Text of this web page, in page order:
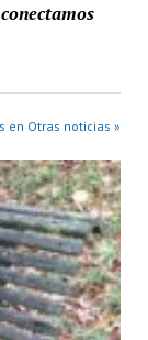
en Otras noticias »